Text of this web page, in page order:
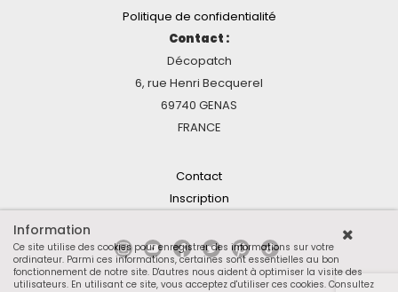
Politique de confidentialité
Contact :
Décopatch
6, rue Henri Becquerel
69740 GENAS
FRANCE
Contact
Inscription
Information
Ce site utilise des cookies pour enregistrer des informations sur votre
ordinateur. Parmi ces informations, certaines sont essentielles au bon
fonctionnement de notre site. D'autres nous aident à optimiser la visite des
utilisateurs. En utilisant ce site, vous acceptez d'utiliser ces cookies. Consultez